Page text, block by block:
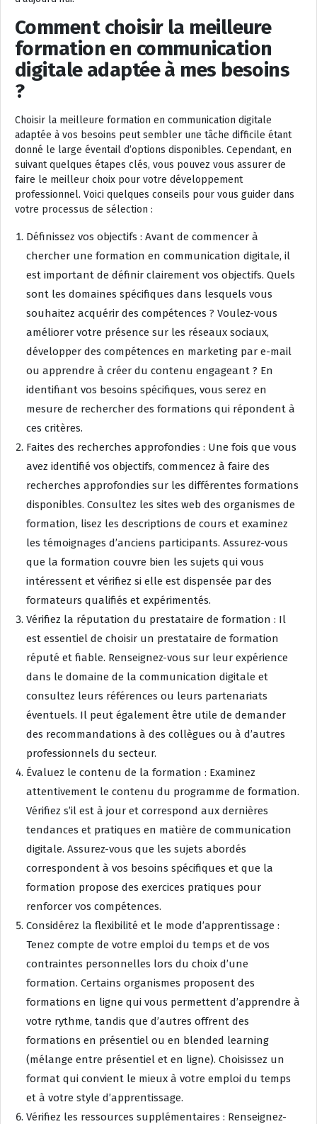
Comment choisir la meilleure
formation en communication
digitale adaptée à mes besoins
?
Choisir la meilleure formation en communication digitale
adaptée à vos besoins peut sembler une tâche difficile étant
donné le large éventail d’options disponibles. Cependant, en
suivant quelques étapes clés, vous pouvez vous assurer de
faire le meilleur choix pour votre développement
professionnel. Voici quelques conseils pour vous guider dans
votre processus de sélection :
Définissez vos objectifs : Avant de commencer à
chercher une formation en communication digitale, il
est important de définir clairement vos objectifs. Quels
sont les domaines spécifiques dans lesquels vous
souhaitez acquérir des compétences ? Voulez-vous
améliorer votre présence sur les réseaux sociaux,
développer des compétences en marketing par e-mail
ou apprendre à créer du contenu engageant ? En
identifiant vos besoins spécifiques, vous serez en
mesure de rechercher des formations qui répondent à
ces critères.
Faites des recherches approfondies : Une fois que vous
avez identifié vos objectifs, commencez à faire des
recherches approfondies sur les différentes formations
disponibles. Consultez les sites web des organismes de
formation, lisez les descriptions de cours et examinez
les témoignages d’anciens participants. Assurez-vous
que la formation couvre bien les sujets qui vous
intéressent et vérifiez si elle est dispensée par des
formateurs qualifiés et expérimentés.
Vérifiez la réputation du prestataire de formation : Il
est essentiel de choisir un prestataire de formation
réputé et fiable. Renseignez-vous sur leur expérience
dans le domaine de la communication digitale et
consultez leurs références ou leurs partenariats
éventuels. Il peut également être utile de demander
des recommandations à des collègues ou à d’autres
professionnels du secteur.
Évaluez le contenu de la formation : Examinez
attentivement le contenu du programme de formation.
Vérifiez s’il est à jour et correspond aux dernières
tendances et pratiques en matière de communication
digitale. Assurez-vous que les sujets abordés
correspondent à vos besoins spécifiques et que la
formation propose des exercices pratiques pour
renforcer vos compétences.
Considérez la flexibilité et le mode d’apprentissage :
Tenez compte de votre emploi du temps et de vos
contraintes personnelles lors du choix d’une
formation. Certains organismes proposent des
formations en ligne qui vous permettent d’apprendre à
votre rythme, tandis que d’autres offrent des
formations en présentiel ou en blended learning
(mélange entre présentiel et en ligne). Choisissez un
format qui convient le mieux à votre emploi du temps
et à votre style d’apprentissage.
Vérifiez les ressources supplémentaires : Renseignez-